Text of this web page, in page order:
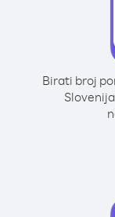
Birati broj